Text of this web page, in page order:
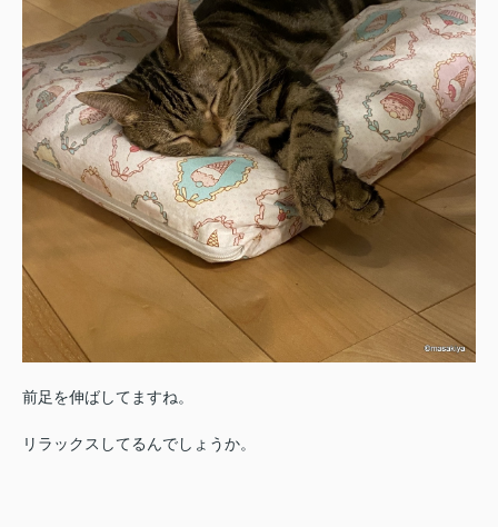
前足を伸ばしてますね。
リラックスしてるんでしょうか。